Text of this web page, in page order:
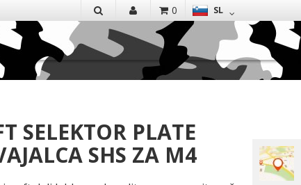
IŠČI
SL
0
SELEKTOR PLATE
SHS ZA M4